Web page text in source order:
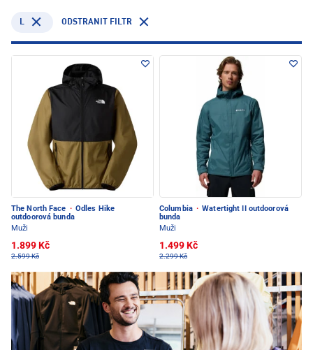
L ODSTRANIT FILTR
The North Face · Odles Hike
outdoorová bunda
Muži
1.899 Kč
2.599 Kč
Columbia · Watertight II outdoorová
bunda
Muži
1.499 Kč
2.299 Kč